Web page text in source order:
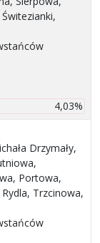
4,03%
Drzymały,
Portowa,
Trzcinowa,